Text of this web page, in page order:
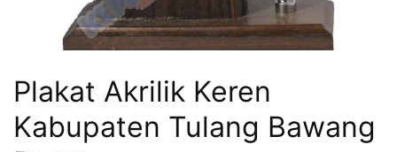
Plakat Akrilik Keren
Kabupaten Tulang Bawang